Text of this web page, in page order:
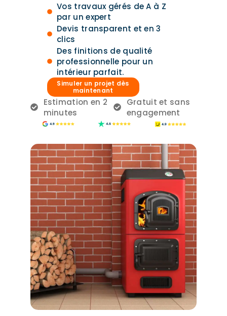
Vos travaux gérés de A à Z
par un expert
Devis transparent et en 3
clics
Des finitions de qualité
professionnelle pour un
intérieur parfait.
Simuler un projet dès
maintenant
Estimation en 2
minutes
Gratuit et sans
engagement